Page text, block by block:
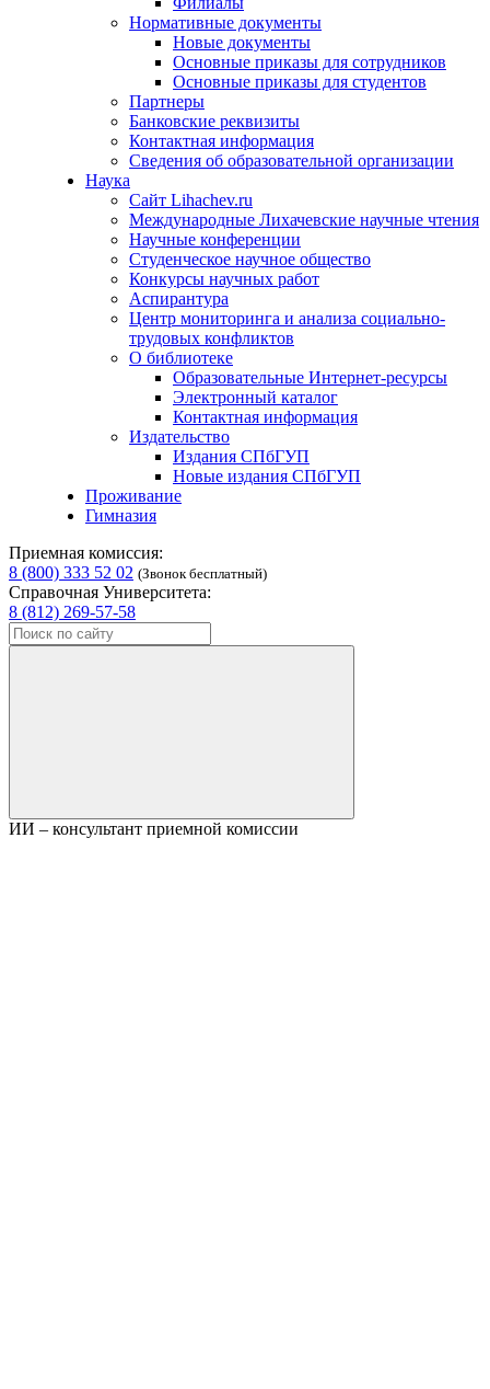
Нормативные документы
Новые документы
Основные приказы для сотрудников
Основные приказы для студентов
Партнеры
Банковские реквизиты
Контактная информация
Сведения об образовательной организации
Наука
Сайт Lihachev.ru
Международные Лихачевские научные чтения
Научные конференции
Студенческое научное общество
Конкурсы научных работ
Аспирантура
Центр мониторинга и анализа социально-
трудовых конфликтов
О библиотеке
Образовательные Интернет-ресурсы
Электронный каталог
Контактная информация
Издательство
Издания СПбГУП
Новые издания СПбГУП
Проживание
Гимназия
Приемная комиссия:
8 (800) 333 52 02 (Звонок бесплатный)
Справочная Университета:
8 (812) 269-57-58
ИИ – консультант приемной комиссии